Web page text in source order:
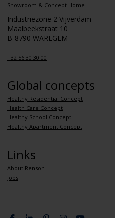
Showroom & Concept Home
Industriezone 2 Vijverdam
Maalbeekstraat 10
B-8790 WAREGEM
+32 56 30 30 00
Global concepts
Healthy Residential Concept
Health Care Concept
Healthy School Concept
Healthy Apartment Concept
Links
About Renson
Jobs